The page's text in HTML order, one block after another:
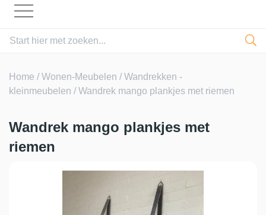
Home /Wonen-Meubelen /Wandrekken -
kleinmeubelen / Wandrek mango plankjes met riemen
Wandrek mango plankjes met
riemen